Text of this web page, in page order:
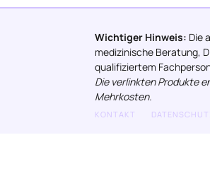
Wichtiger Hinweis: Die
medizinische Beratung,
qualifiziertem
Die verlinkten Produkte
Mehrkosten.
KONTAKT